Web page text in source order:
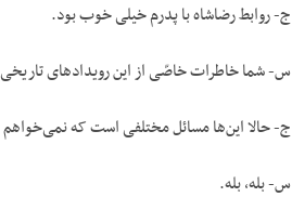
ج- روابط رضاشاه با پدرم خیلی خوب بود.
س- شما خاطرات خاصّی از این رویدادهای
ج- حالا این‌ها مسائل مختلفی است که
س- بله، بله.